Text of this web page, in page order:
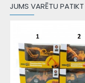
JUMS VARĒTU PATIKT